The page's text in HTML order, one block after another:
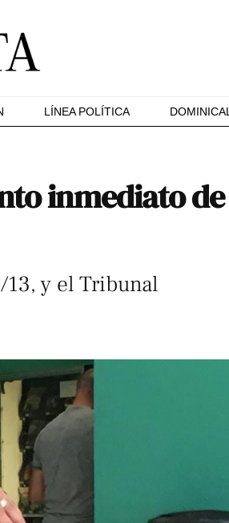
LÍNEA POLÍTICA DOMINICAL
inmediato de
13, y el Tribunal